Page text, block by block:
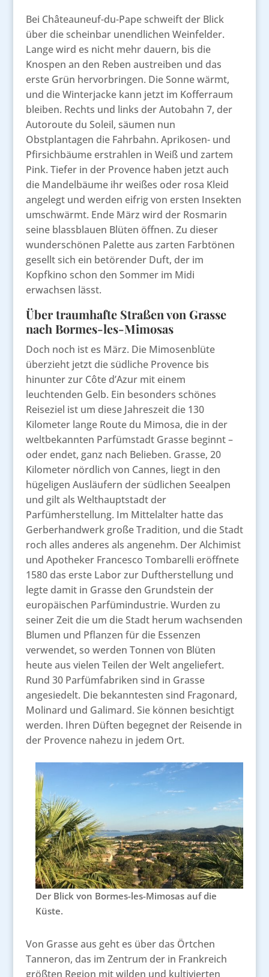
Bei Châteauneuf-du-Pape schweift der Blick
über die scheinbar unendlichen Weinfelder.
Lange wird es nicht mehr dauern, bis die
Knospen an den Reben austreiben und das
erste Grün hervorbringen. Die Sonne wärmt,
und die Winterjacke kann jetzt im Kofferraum
bleiben. Rechts und links der Autobahn 7, der
Autoroute du Soleil, säumen nun
Obstplantagen die Fahrbahn. Aprikosen- und
Pfirsichbäume erstrahlen in Weiß und zartem
Pink. Tiefer in der Provence haben jetzt auch
die Mandelbäume ihr weißes oder rosa Kleid
angelegt und werden eifrig von ersten Insekten
umschwärmt. Ende März wird der Rosmarin
seine blassblauen Blüten öffnen. Zu dieser
wunderschönen Palette aus zarten Farbtönen
gesellt sich ein betörender Duft, der im
Kopfkino schon den Sommer im Midi
erwachsen lässt.
Über traumhafte Straßen von Grasse
nach Bormes-les-Mimosas
Doch noch ist es März. Die Mimosenblüte
überzieht jetzt die südliche Provence bis
hinunter zur Côte d’Azur mit einem
leuchtenden Gelb. Ein besonders schönes
Reiseziel ist um diese Jahreszeit die 130
Kilometer lange Route du Mimosa, die in der
weltbekannten Parfümstadt Grasse beginnt –
oder endet, ganz nach Belieben. Grasse, 20
Kilometer nördlich von Cannes, liegt in den
hügeligen Ausläufern der südlichen Seealpen
und gilt als Welthauptstadt der
Parfümherstellung. Im Mittelalter hatte das
Gerberhandwerk große Tradition, und die Stadt
roch alles anderes als angenehm. Der Alchimist
und Apotheker Francesco Tombarelli eröffnete
1580 das erste Labor zur Duftherstellung und
legte damit in Grasse den Grundstein der
europäischen Parfümindustrie. Wurden zu
seiner Zeit die um die Stadt herum wachsenden
Blumen und Pflanzen für die Essenzen
verwendet, so werden Tonnen von Blüten
heute aus vielen Teilen der Welt angeliefert.
Rund 30 Parfümfabriken sind in Grasse
angesiedelt. Die bekanntesten sind Fragonard,
Molinard und Galimard. Sie können besichtigt
werden. Ihren Düften begegnet der Reisende in
der Provence nahezu in jedem Ort.
Der Blick von Bormes-les-Mimosas auf die
Küste.
Von Grasse aus geht es über das Örtchen
Tanneron, das im Zentrum der in Frankreich
größten Region mit wilden und kultivierten